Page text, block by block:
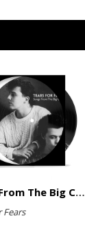
Songs From The Big Chair (Picture Disc)
Fears